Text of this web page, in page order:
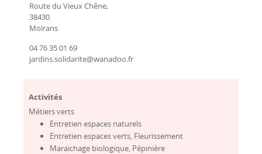
Route du Vieux Chêne,
38430
Moirans
04 76 35 01 69
jardins.solidarite@wanadoo.fr
Activités
Métiers verts
Entretien espaces naturels
Entretien espaces verts, Fleurissement
Maraichage biologique, Pépinière